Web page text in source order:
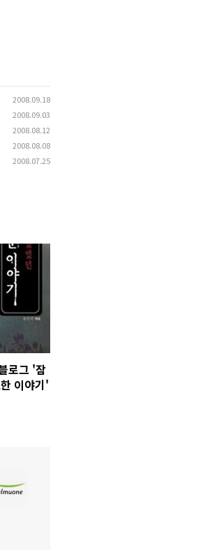
2008.09.18
2008.09.03
2008.08.12
2008.08.08
2008.07.25
로그 '잠
이야기'